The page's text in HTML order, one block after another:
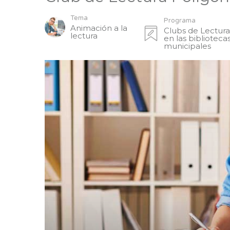
Tema
Animación a la
lectura
Programa
Clubs de Lectura
en las
municipales